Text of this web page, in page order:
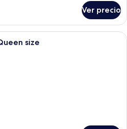
Ver precio
Escritorio, cortinas blackout y tabla
size